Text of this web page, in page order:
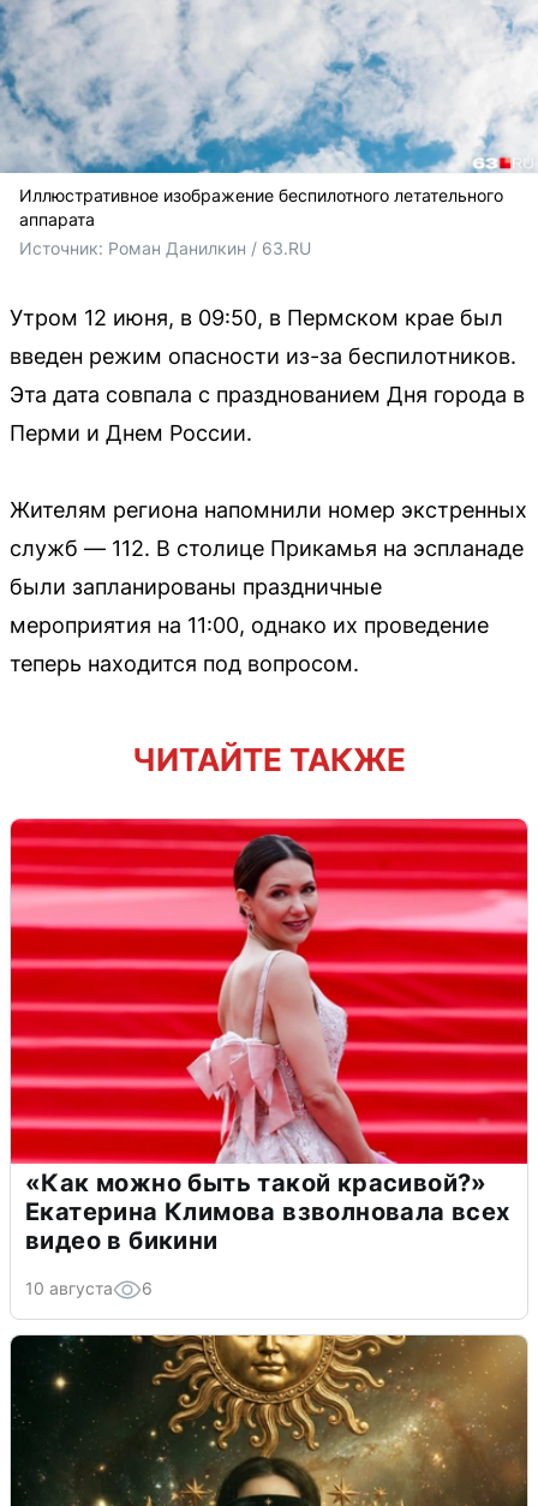
Иллюстративное изображение беспилотного летательного
аппарата
Источник: Роман Данилкин / 63.RU
Утром 12 июня, в 09:50, в Пермском крае был
введен режим опасности из-за беспилотников.
Эта дата совпала с празднованием Дня города в
Перми и Днем России.
Жителям региона напомнили номер экстренных
служб — 112. В столице Прикамья на эспланаде
были запланированы праздничные
мероприятия на 11:00, однако их проведение
теперь находится под вопросом.
ЧИТАЙТЕ ТАКЖЕ
«Как можно быть такой красивой?»
Екатерина Климова взволновала всех
видео в бикини
10 августа 6